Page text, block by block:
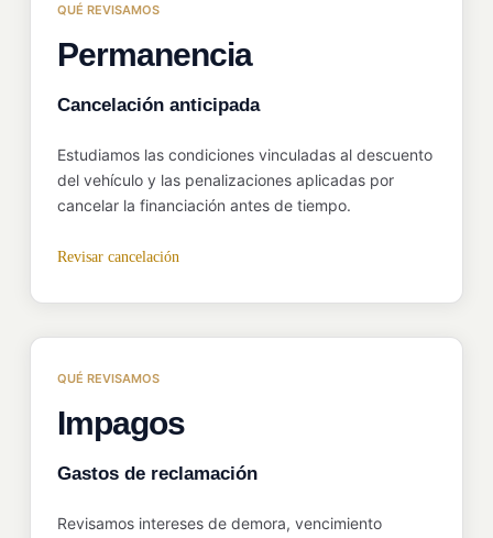
QUÉ REVISAMOS
Permanencia
Cancelación anticipada
Estudiamos las condiciones vinculadas al descuento
del vehículo y las penalizaciones aplicadas por
cancelar la financiación antes de tiempo.
Revisar cancelación
QUÉ REVISAMOS
Impagos
Gastos de reclamación
Revisamos intereses de demora, vencimiento